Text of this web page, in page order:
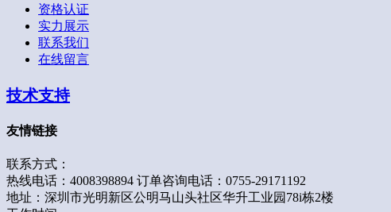
资格认证
实力展示
联系我们
在线留言
技术支持
友情链接
联系方式：
热线电话：4008398894 订单咨询电话：0755-29171192
地址：深圳市光明新区公明马山头社区华升工业园78i栋2楼